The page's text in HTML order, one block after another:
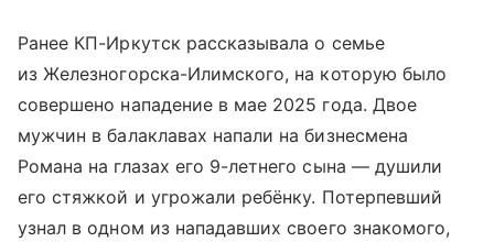
Ранее КП-Иркутск рассказывала о семье
из Железногорска-Илимского, на которую было
совершено нападение в мае 2025 года. Двое
мужчин в балаклавах напали на бизнесмена
Романа на глазах его 9-летнего сына — душили
его стяжкой и угрожали ребёнку. Потерпевший
узнал в одном из нападавших своего знакомого,